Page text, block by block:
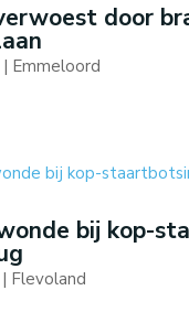
door
| Emmeloord
bij kop-
| Flevoland